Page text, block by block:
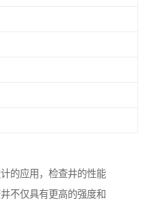
的应用，检查井的性能
不仅具有更高的强度和